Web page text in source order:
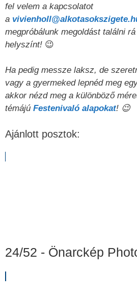
fel velem a kapcsolatot
a
megpróbálunk megoldást találni
helyszínt! 😉
Ha pedig messze laksz, de
vagy a gyermeked lepnéd meg
akkor nézd meg a különböző
témájú Festenivaló alapokat! 😉
Ajánlott posztok:
24/52 - Önarckép